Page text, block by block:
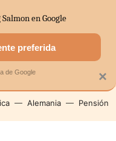
MERCADOS
Alemania Pensión
×
en Google
preferida
de Google